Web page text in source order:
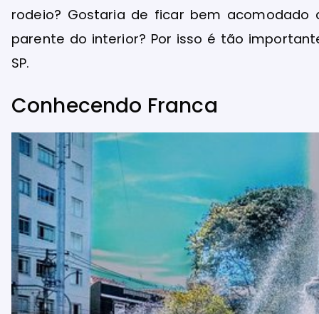
rodeio? Gostaria de ficar bem
parente do interior? Por isso é tão
SP.
Conhecendo Franca